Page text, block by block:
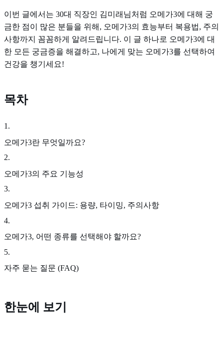
이번 글에서는 30대 직장인 김미래님처럼 오메가3에 대해 궁
금한 점이 많은 분들을 위해, 오메가3의 효능부터 복용법, 주의
사항까지 꼼꼼하게 알려드립니다. 이 글 하나로 오메가3에 대
한 모든 궁금증을 해결하고, 나에게 맞는 오메가3를 선택하여
건강을 챙기세요!
목차
1 .
오메가3란 무엇일까요?
2.
오메가3의 주요 기능성
3.
오메가3 섭취 가이드: 용량, 타이밍, 주의사항
4.
오메가3, 어떤 종류를 선택해야 할까요?
5.
자주 묻는 질문 (FAQ)
한눈에 보기